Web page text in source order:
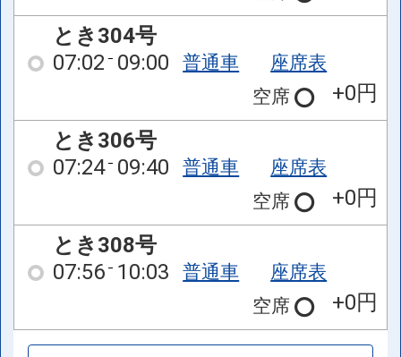
とき304号
07:02 09:00 普通車
座席表
空席
+0円
とき306号
07:24 09:40 普通車
座席表
空席
+0円
とき308号
07:56 10:03 普通車
座席表
空席
+0円